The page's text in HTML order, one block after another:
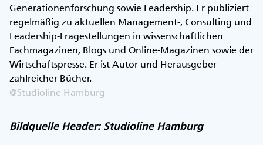
Generationenforschung sowie Leadership. Er publiziert
regelmäßig zu aktuellen Management-, Consulting und
Leadership-Fragestellungen in wissenschaftlichen
Fachmagazinen, Blogs und Online-Magazinen sowie der
Wirtschaftspresse. Er ist Autor und Herausgeber
zahlreicher Bücher.
@Studioline Hamburg
Bildquelle Header: Studioline Hamburg